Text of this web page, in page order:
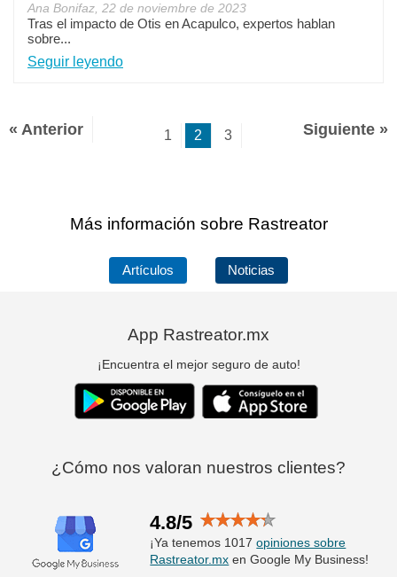
Ana Bonifaz, 22 de noviembre de 2023
Tras el impacto de Otis en Acapulco, expertos hablan
sobre...
Seguir leyendo
« Anterior 1 2 3 Siguiente »
Más información sobre Rastreator
Artículos Noticias
App Rastreator.mx
¡Encuentra el mejor seguro de auto!
¿Cómo nos valoran nuestros clientes?
4.8/5
¡Ya tenemos 1017opiniones sobre
Rastreator.mx en Google My Business!